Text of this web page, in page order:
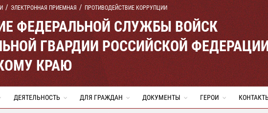
ЭЛЕКТРОННАЯ ПРИЕМНАЯ ПРОТИВОДЕЙСТВИЕ КОРРУПЦИИ
ФЕДЕРАЛЬНОЙ СЛУЖБЫ ВОЙСК
ГВАРДИИ РОССИЙСКОЙ
КРАЮ
ДЕЯТЕЛЬНОСТЬ ДЛЯ ГРАЖДАН ДОКУМЕНТЫ ГЕРОИ